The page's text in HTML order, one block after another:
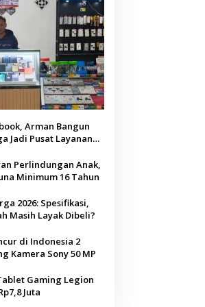
Arman Bangun
Jadi Pusat Layanan
Perlindungan Anak,
Minimum 16 Tahun
2026: Spesifikasi,
Masih Layak Dibeli?
di Indonesia 2
Kamera Sony 50 MP
Gaming Legion
Juta